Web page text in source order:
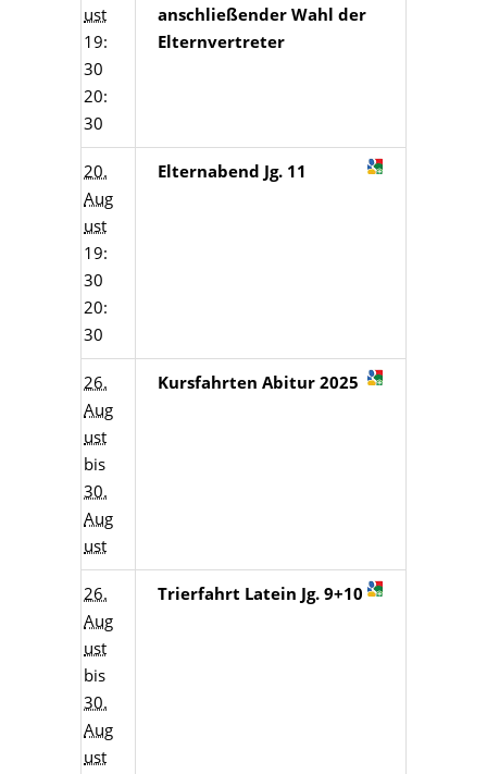
ust
19:
30
20:
30
anschließender Wahl der
Elternvertreter
20.
Aug
ust
19:
30
20:
30
Elternabend Jg. 11
26.
Aug
ust
bis
30.
Aug
ust
Kursfahrten Abitur 2025
26.
Aug
ust
bis
30.
Aug
ust
Trierfahrt Latein Jg. 9+10